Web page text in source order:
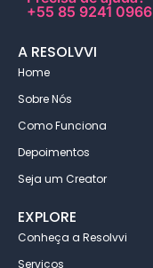
+55 85 9241 0966
A RESOLVVI
Home
Sobre Nós
Como Funciona
Depoimentos
Seja um Creator
EXPLORE
Conheça a Resolvvi
Serviços